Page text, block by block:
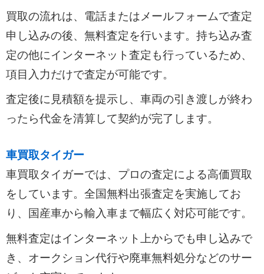
買取の流れは、電話またはメールフォームで査定
申し込みの後、無料査定を行います。持ち込み査
定の他にインターネット査定も行っているため、
項目入力だけで査定が可能です。
査定後に見積額を提示し、車両の引き渡しが終わ
ったら代金を清算して契約が完了します。
車買取タイガー
車買取タイガーでは、プロの査定による高価買取
をしています。全国無料出張査定を実施してお
り、国産車から輸入車まで幅広く対応可能です。
無料査定はインターネット上からでも申し込みで
き、オークション代行や廃車無料処分などのサー